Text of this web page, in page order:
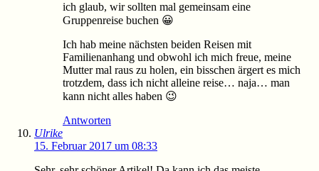
ich glaub, wir sollten mal gemeinsam eine
Gruppenreise buchen 😀
Ich hab meine nächsten beiden Reisen mit
Familienanhang und obwohl ich mich freue, meine
Mutter mal raus zu holen, ein bisschen ärgert es mich
trotzdem, dass ich nicht alleine reise… naja… man
kann nicht alles haben 😉
Antworten
Ulrike
15. Februar 2017 um 08:33